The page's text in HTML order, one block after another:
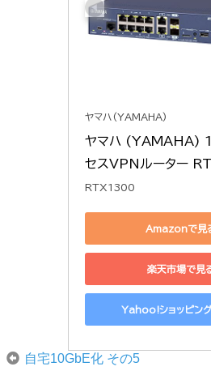
ヤマハ(YAMAHA)
ヤマハ (YAMAHA)
セスVPNルーター
RTX1300
Amazonで見
楽天市場で見
Yahoo!ショッピン
自宅10GbE化 その5